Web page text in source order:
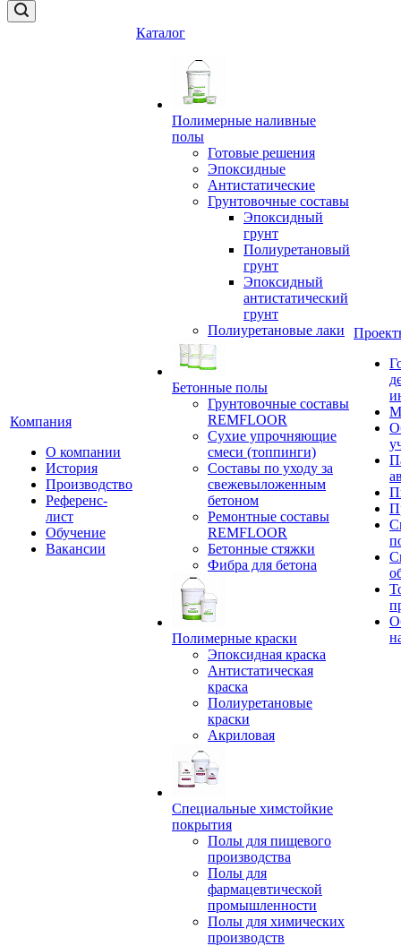
Компания
О компании
История
Производство
Референс-
лист
Обучение
Вакансии
Каталог
Полимерные наливные
полы
Готовые решения
Эпоксидные
Антистатические
Грунтовочные составы
Эпоксидный
грунт
Полиуретановый
грунт
Эпоксидный
антистатический
грунт
Полиуретановые лаки
Бетонные полы
Грунтовочные составы
REMFLOOR
Сухие упрочняющие
смеси (топпинги)
Составы по уходу за
свежевыложенным
бетоном
Ремонтные составы
REMFLOOR
Бетонные стяжки
Фибра для бетона
Полимерные краски
Эпоксидная краска
Антистатическая
краска
Полиуретановые
краски
Акриловая
Специальные химстойкие
покрытия
Полы для пищевого
производства
Полы для
фармацевтической
промышленности
Полы для химических
производств